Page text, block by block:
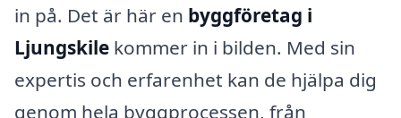
in på. Det är här en byggföretag i
Ljungskile kommer in i bilden. Med sin
expertis och erfarenhet kan de hjälpa dig
genom hela byggprocessen, från